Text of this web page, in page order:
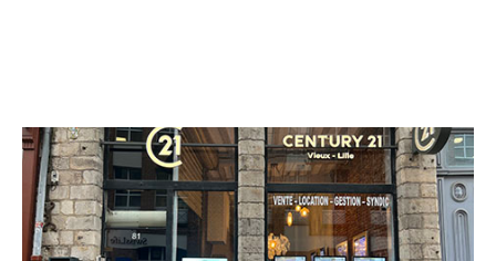
CENTURY 21 Vieux-Lille
1 rue du Palais de Justice
LILLE - 59800